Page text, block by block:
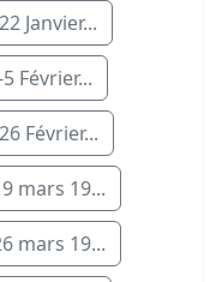
Janvier...
Février...
Février...
mars 19...
mars 19...